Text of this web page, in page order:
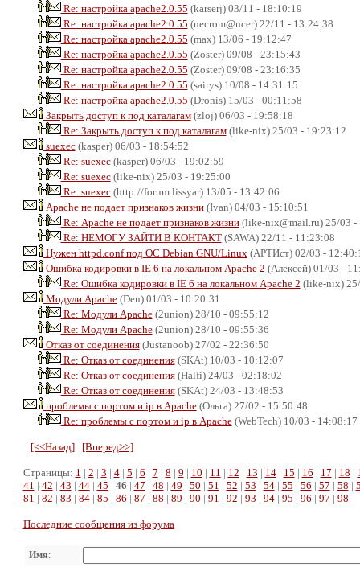
Re: настройка apache2.0.55 (karserj) 03/11 - 18:10:19
Re: настройка apache2.0.55 (necrom@ncer) 22/11 - 13:24:38
Re: настройка apache2.0.55 (max) 13/06 - 19:12:47
Re: настройка apache2.0.55 (Zoster) 09/08 - 23:15:43
Re: настройка apache2.0.55 (Zoster) 09/08 - 23:16:35
Re: настройка apache2.0.55 (sairys) 10/08 - 14:31:15
Re: настройка apache2.0.55 (Dronis) 15/03 - 00:11:58
Закрыть доступ к под каталагам(zloj) 06/03 - 19:58:18
Re: Закрыть доступ к под каталагам(like-nix) 25/03 - 19:23:12
suexec(kasper) 06/03 - 18:54:52
Re: suexec(kasper) 06/03 - 19:02:59
Re: suexec(like-nix) 25/03 - 19:25:00
Re: suexec(http://forum.lissyar) 13/05 - 13:42:06
Аpache не подает признаков жизни(Ivan) 04/03 - 15:10:51
Re: Аpache не подает признаков жизни(like-nix@mail.ru) 25/03 -
Re: НЕМОГУ ЗАЙТИ В КОНТАКТ(SAWA) 22/11 - 11:23:08
Нужен httpd.conf под ОС Debian GNU/Linux (АРТИст) 02/03 -
Ошибка кодировки в IE 6 на локальном Apache 2 (Алексей) 01/03 -
Re: Ошибка кодировки в IE 6 на локальном Apache 2 (like-nix)
Модули Apache(Den) 01/03 - 10:20:31
Re: Модули Apache(2union) 28/10 - 09:55:12
Re: Модули Apache(2union) 28/10 - 09:55:36
Отказ от соединения(Justanoob) 27/02 - 22:36:50
Re: Отказ от соединения(SKAt) 10/03 - 10:12:07
Re: Отказ от соединения(Halfi) 24/03 - 02:18:02
Re: Отказ от соединения(SKAt) 24/03 - 13:48:53
проблемы с портом и ip в Apache(Ольга) 27/02 - 15:50:48
Re: проблемы с портом и ip в Apache(WebTech) 10/03 - 14:08:17
[<<Назад] [Вперед>>]
Страницы: 1 | 2 | 3 | 4| 5 | 6 | 7 | 8 | 9 | 10 | 11 | 12 | 13 | 14| 15 | 16 | 17 | 18 |
41 | 42 | 43 | 44| 45 | 46 | 47 | 48 | 49 | 50 | 51 | 52 | 53 | 54| 55 | 56 | 57 | 58 |
81 | 82 | 83 | 84| 85 | 86 | 87 | 88 | 89 | 90 | 91 | 92 | 93 | 94| 95 | 96 | 97 | 98
Последние сообщения из форума
Имя: